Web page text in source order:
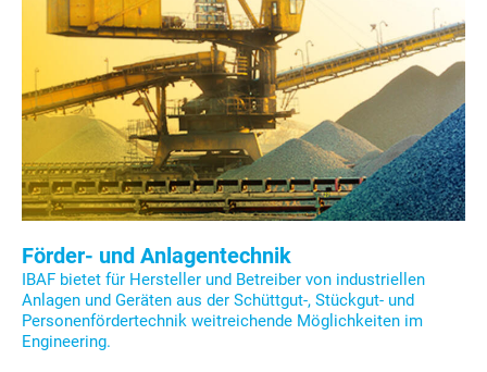
Förder- und Anlagentechnik
IBAF bietet für Hersteller und Betreiber von industriellen
Anlagen und Geräten aus der Schüttgut-, Stückgut- und
Personenfördertechnik weitreichende Möglichkeiten im
Engineering.